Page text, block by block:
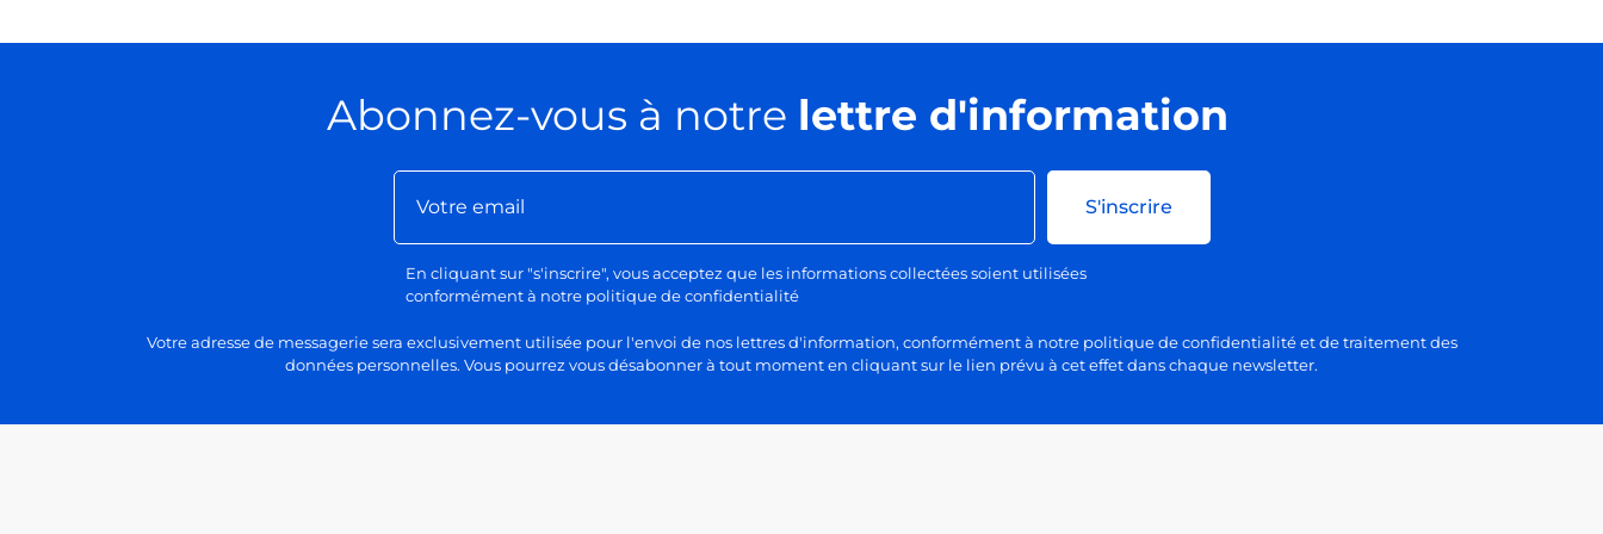
Abonnez-vous à notre lettre d'information
S'inscrire
En cliquant sur "s'inscrire", vous acceptez que les informations collectées soient utilisées
conformément à notre politique de confidentialité
Votre adresse de messagerie sera exclusivement utilisée pour l'envoi de nos lettres d'information, conformément à notre politique de confidentialité et de traitement des
données personnelles. Vous pourrez vous désabonner à tout moment en cliquant sur le lien prévu à cet effet dans chaque newsletter.